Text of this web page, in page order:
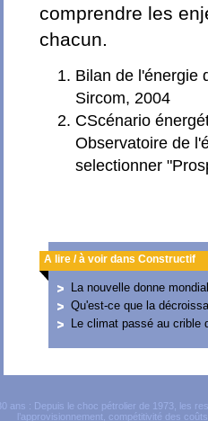
comprendre les
chacun.
Bilan de l'énergie
Sircom, 2004
CScénario
Observatoire de
selectionner
A lire / à voir dans Constructif
La nouvelle donne
Qu'est-ce que la
Le climat passé au crible
ans : Depuis le choc pétrolier de 1973, les
l’approvisionnement, compétitivité des